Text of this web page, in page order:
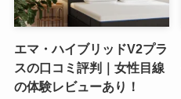
エマ・ハイブリッドV2プラ
スの口コミ評判｜女性目線
の体験レビューあり！